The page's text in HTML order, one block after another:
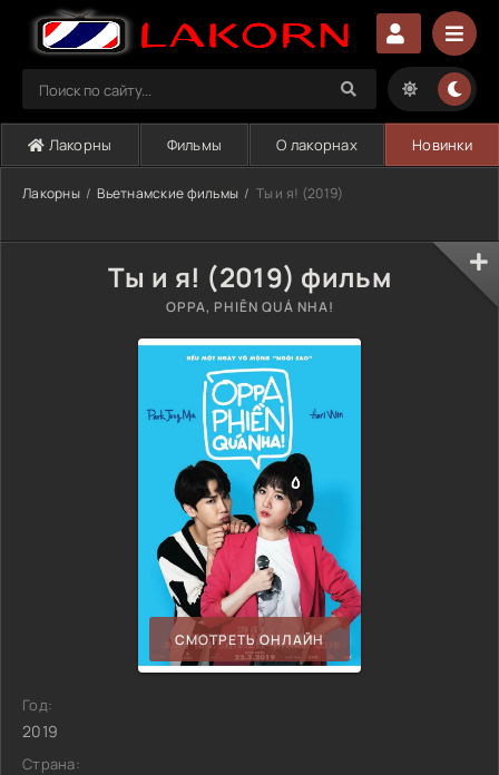
Лакорны Фильмы О лакорнах Новинки
Лакорны Вьетнамские фильмы Ты и я! (2019)
Ты и я! (2019) фильм
OPPA, PHIÊN QUÁ NHA!
СМОТРЕТЬ ОНЛАЙН
Год:
2019
Страна: